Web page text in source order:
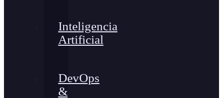
Inteligencia
Artificial
DevOps
&